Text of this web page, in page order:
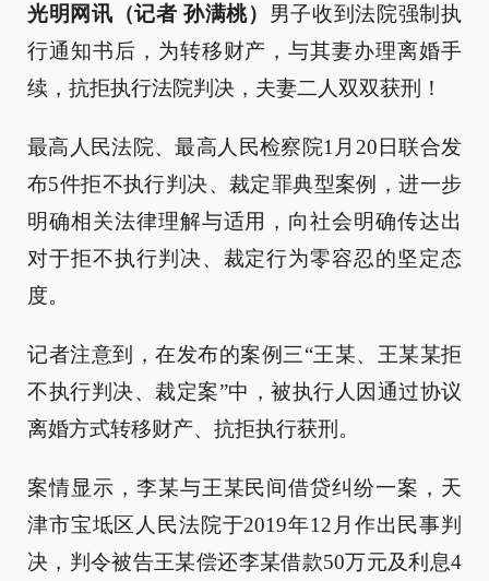
光明网讯（记者 孙满桃） 男子收到法院强制执
行通知书后，为转移财产，与其妻办理离婚手
续，抗拒执行法院判决，夫妻二人双双获刑！
最高人民法院、最高人民检察院1月20日联合发
布5件拒不执行判决、裁定罪典型案例，进一步
明确相关法律理解与适用，向社会明确传达出
对于拒不执行判决、裁定行为零容忍的坚定态
度。
记者注意到，在发布的案例三“王某、王某某拒
不执行判决、裁定案”中，被执行人因通过协议
离婚方式转移财产、抗拒执行获刑。
案情显示，李某与王某民间借贷纠纷一案，天
津市宝坻区人民法院于2019年12月作出民事判
决，判令被告王某偿还李某借款50万元及利息4